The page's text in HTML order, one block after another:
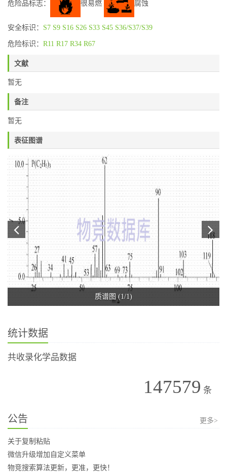
危险品标志： 很易燃 腐蚀
安全标识： S7 S9 S16 S26 S33 S45 S36/S37/S39
危险标识： R11 R17 R34 R67
文献
暂无
备注
暂无
表征图谱
质谱图 (1/1)
统计数据
共收录化学品数据
147579 条
公告 更多>
关于复制粘贴
微信升级增加自定义菜单
物竞搜索算法更新，更准，更快！